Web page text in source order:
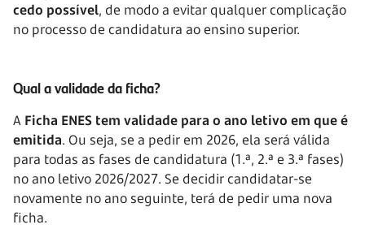
cedo possível, de modo a evitar qualquer complicação
no processo de candidatura ao ensino superior.
Qual a validade da ficha?
A Ficha ENES tem validade para o ano letivo em que é
emitida. Ou seja, se a pedir em 2026, ela será válida
para todas as fases de candidatura (1.ª, 2.ª e 3.ª fases)
no ano letivo 2026/2027. Se decidir candidatar-se
novamente no ano seguinte, terá de pedir uma nova
ficha.